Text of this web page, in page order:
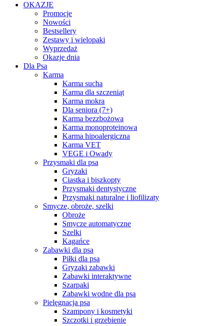
OKAZJE
Promocje
Nowości
Bestsellery
Zestawy i wielopaki
Wyprzedaż
Okazje dnia
Dla Psa
Karma
Karma sucha
Karma dla szczeniąt
Karma mokra
Dla seniora (7+)
Karma bezzbożowa
Karma monoproteinowa
Karma hipoalergiczna
Karma VET
VEGE i Owady
Przysmaki dla psa
Gryzaki
Ciastka i biszkopty
Przysmaki dentystyczne
Przysmaki naturalne i liofilizaty
Smycze, obroże, szelki
Obroże
Smycze automatyczne
Szelki
Kagańce
Zabawki dla psa
Piłki dla psa
Gryzaki zabawki
Zabawki interaktywne
Szarpaki
Zabawki wodne dla psa
Pielęgnacja psa
Szampony i kosmetyki
Szczotki i grzebienie